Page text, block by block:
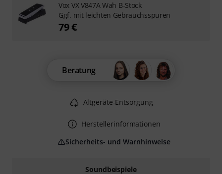
Soundbeispiele
Beratung
Altgeräte-Entsorgung
Herstellerinformationen
Sicherheits- und Warnhinweise
Vox VX V847A Wah B-Stock
Ggf. mit leichten Gebrauchsspuren
79 €